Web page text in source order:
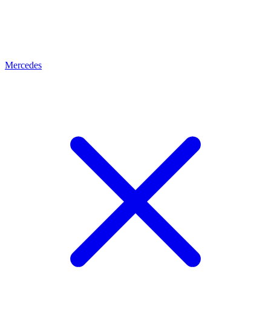
Mercedes